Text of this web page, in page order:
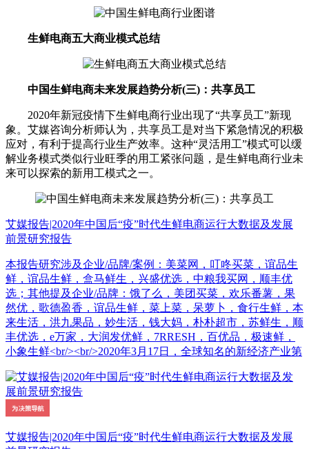
生鲜电商五大商业模式总结
中国生鲜电商未来发展趋势分析(三)：共享员工
2020年新冠疫情下生鲜电商行业出现了“共享员工”新现
象。艾媒咨询分析师认为，共享员工是对当下紧急情况的积极
应对，有利于提高行业生产效率。这种“灵活用工”模式可以缓
解业务模式类似行业旺季的用工紧张问题，是生鲜电商行业未
来可以探索的新用工模式之一。
艾媒报告|2020年中国后“疫”时代生鲜电商运行大数据及发展
前景研究报告
本报告研究涉及企业/品牌/案例：美菜网，叮咚买菜，谊品生
鲜，谊品生鲜，盒马鲜生，兴盛优选，中粮我买网，顺丰优
选；其他提及企业/品牌：饿了么，美团买菜，欢乐番薯，果
然优，歌德盈香，谊品生鲜，菜上菜，呆萝卜，食行生鲜，本
来生活，洪九果品，妙生活，钱大妈，朴朴超市，苏鲜生，顺
丰优选，e万家，大润发优鲜，7RRESH，百优品，极速鲜，
小象生鲜<br/><br/>2020年3月17日，全球知名的新经济产业第
艾媒报告|2020年中国后“疫”时代生鲜电商运行大数据及发展